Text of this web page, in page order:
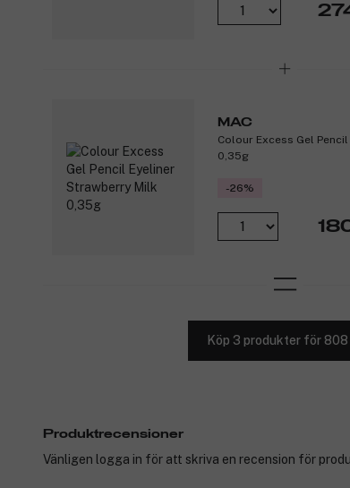
MAC
Colour Excess Gel
0,35g
-26%
Köp 3 produkter för
Produktrecensioner
Vänligen logga in för att skriva en recension för